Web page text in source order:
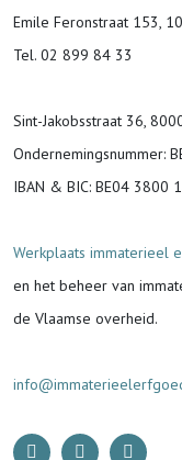
Emile Feronstraat 153,
Tel. 02 899 84 33
Sint-Jakobsstraat 36,
Ondernemingsnummer:
IBAN & BIC: BE04 3800
Werkplaats immaterieel
en het beheer van
de Vlaamse overheid.